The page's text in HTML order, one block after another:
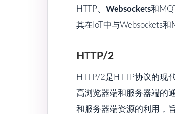
HTTP、 Websockets和
其在IoT中与Websockets
HTTP/2
HTTP/2是HTTP协议的现
高浏览器端和服务器端的
和服务器端资源的利用，